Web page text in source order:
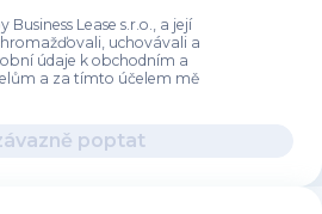
Lease s.r.o., a její
uchovávali a
údaje k obchodním a
a za tímto účelem mě
poptat